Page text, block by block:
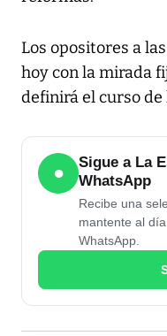
Los opositores a
hoy con la mirada
definirá el curso
●
Sigue a La
WhatsApp
Recibe una
mantente al
WhatsApp.